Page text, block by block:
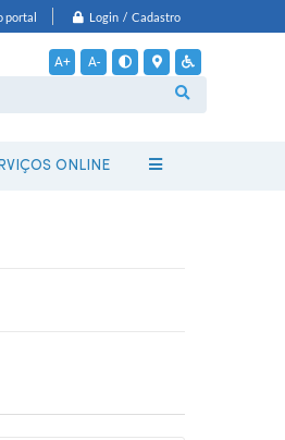
portal Login / Cadastro
A+ A-
ONLINE